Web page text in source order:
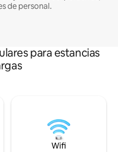
de personal.
para estancias
Wifi